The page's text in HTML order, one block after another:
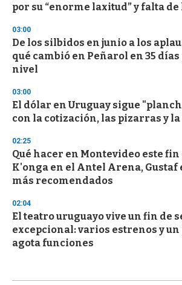
por su “enorme laxitud” y falta
03:00
De los silbidos en junio a los
qué cambió en Peñarol en 35
nivel
03:00
El dólar en Uruguay sigue
con la cotización, las pizarras y
02:25
Qué hacer en Montevideo este fin
K'onga en el Antel Arena, Gustaf
más recomendados
02:04
El teatro uruguayo vive un fin de
excepcional: varios estrenos y un
agota funciones